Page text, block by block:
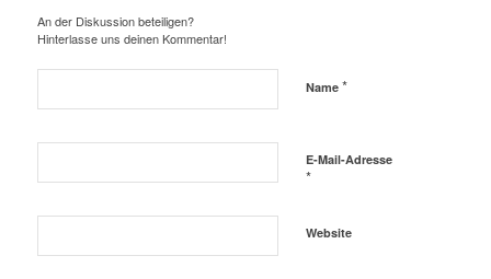
An der Diskussion beteiligen?
Hinterlasse uns deinen Kommentar!
Name *
E-Mail-Adresse
*
Website